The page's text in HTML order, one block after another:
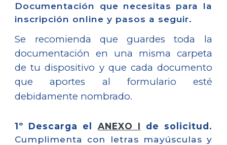
Documentación que necesitas para la
inscripción online y pasos a seguir.
Se recomienda que guardes toda la
documentación en una misma carpeta
de tu dispositivo y que cada documento
que aportes al formulario esté
debidamente nombrado.
1º Descarga el ANEXO I de solicitud.
Cumplimenta con letras mayúsculas y